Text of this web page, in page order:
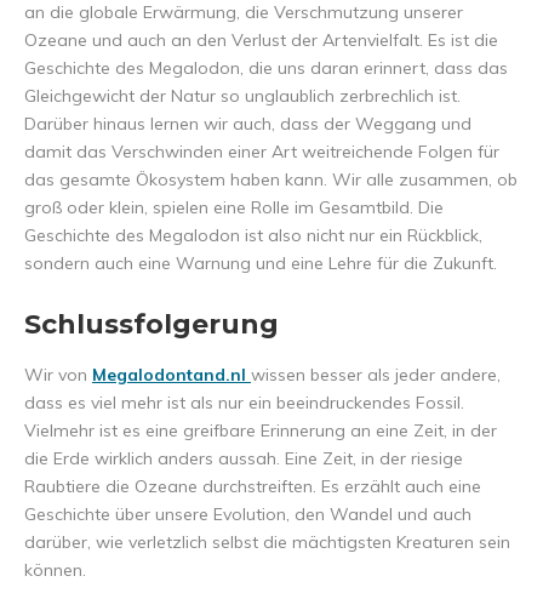
an die globale Erwärmung, die Verschmutzung unserer
Ozeane und auch an den Verlust der Artenvielfalt. Es ist die
Geschichte des Megalodon, die uns daran erinnert, dass das
Gleichgewicht der Natur so unglaublich zerbrechlich ist.
Darüber hinaus lernen wir auch, dass der Weggang und
damit das Verschwinden einer Art weitreichende Folgen für
das gesamte Ökosystem haben kann. Wir alle zusammen, ob
groß oder klein, spielen eine Rolle im Gesamtbild. Die
Geschichte des Megalodon ist also nicht nur ein Rückblick,
sondern auch eine Warnung und eine Lehre für die Zukunft.
Schlussfolgerung
Wir von Megalodontand.nl wissen besser als jeder andere,
dass es viel mehr ist als nur ein beeindruckendes Fossil.
Vielmehr ist es eine greifbare Erinnerung an eine Zeit, in der
die Erde wirklich anders aussah. Eine Zeit, in der riesige
Raubtiere die Ozeane durchstreiften. Es erzählt auch eine
Geschichte über unsere Evolution, den Wandel und auch
darüber, wie verletzlich selbst die mächtigsten Kreaturen sein
können.